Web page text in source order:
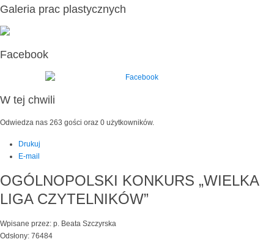
Galeria prac plastycznych
Facebook
W tej chwili
Odwiedza nas 263 gości oraz 0 użytkowników.
Drukuj
E-mail
OGÓLNOPOLSKI KONKURS „WIELKA
LIGA CZYTELNIKÓW”
Wpisane przez: p. Beata Szczyrska
Odsłony: 76484